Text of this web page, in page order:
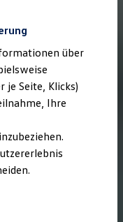
über
je Seite, Klicks)
Ihre